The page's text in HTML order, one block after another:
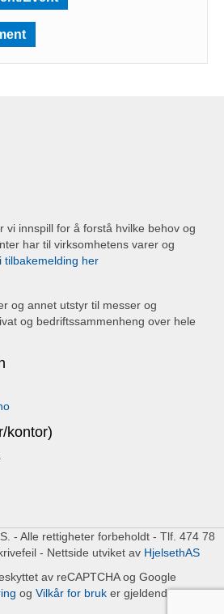
vi innspill for å forstå hvilke behov og
har til virksomhetens varer og
tilbakemelding her
og annet utstyr til messer og
og bedriftssammenheng over hele
kontor)
- Alle rettigheter forbeholdt - Tlf. 474 78
- Nettside utviket av HjelsethAS
av reCAPTCHA og Google
og Vilkår for bruker gjeldende.